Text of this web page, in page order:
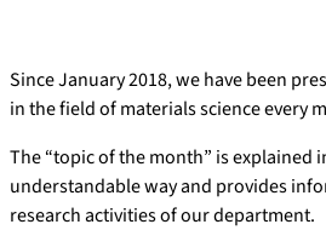
Since January 2018, we have been
in the field of materials science every
The “topic of the month” is explained
understandable way and provides
research activities of our department.